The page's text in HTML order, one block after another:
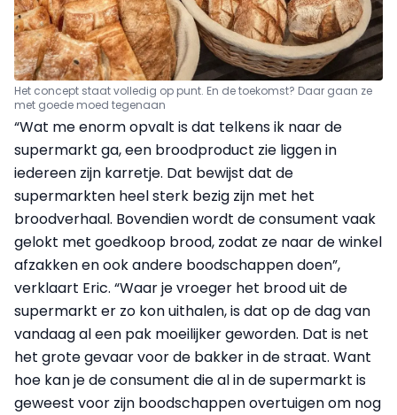
Het concept staat volledig op punt. En de toekomst? Daar gaan ze
met goede moed tegenaan
“Wat me enorm opvalt is dat telkens ik naar de
supermarkt ga, een broodproduct zie liggen in
iedereen zijn karretje. Dat bewijst dat de
supermarkten heel sterk bezig zijn met het
broodverhaal. Bovendien wordt de consument vaak
gelokt met goedkoop brood, zodat ze naar de winkel
afzakken en ook andere boodschappen doen”,
verklaart Eric. “Waar je vroeger het brood uit de
supermarkt er zo kon uithalen, is dat op de dag van
vandaag al een pak moeilijker geworden. Dat is net
het grote gevaar voor de bakker in de straat. Want
hoe kan je de consument die al in de supermarkt is
geweest voor zijn boodschappen overtuigen om nog